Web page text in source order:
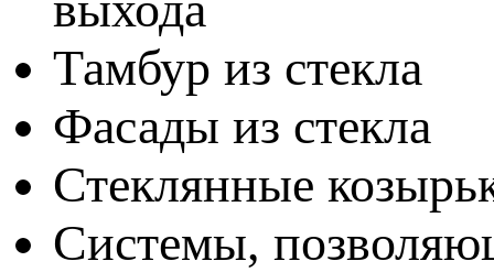
Тамбур из стекла
Фасады из стекла
Стеклянные
Системы,